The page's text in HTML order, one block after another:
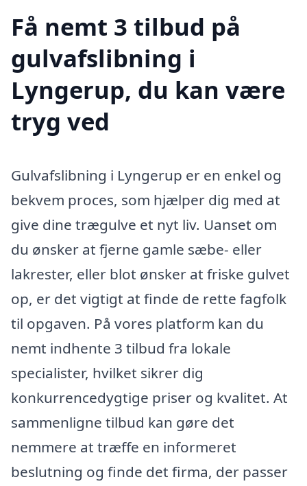
Få nemt 3 tilbud på
gulvafslibning i
Lyngerup, du kan være
tryg ved
Gulvafslibning i Lyngerup er en enkel og
bekvem proces, som hjælper dig med at
give dine trægulve et nyt liv. Uanset om
du ønsker at fjerne gamle sæbe- eller
lakrester, eller blot ønsker at friske gulvet
op, er det vigtigt at finde de rette fagfolk
til opgaven. På vores platform kan du
nemt indhente 3 tilbud fra lokale
specialister, hvilket sikrer dig
konkurrencedygtige priser og kvalitet. At
sammenligne tilbud kan gøre det
nemmere at træffe en informeret
beslutning og finde det firma, der passer